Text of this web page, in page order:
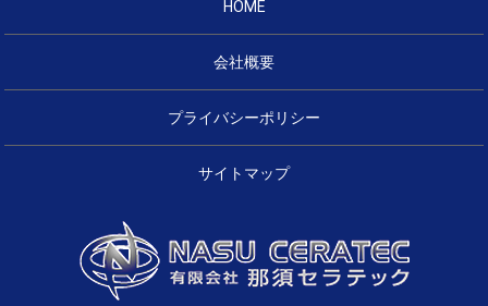
HOME
会社概要
プライバシーポリシー
サイトマップ